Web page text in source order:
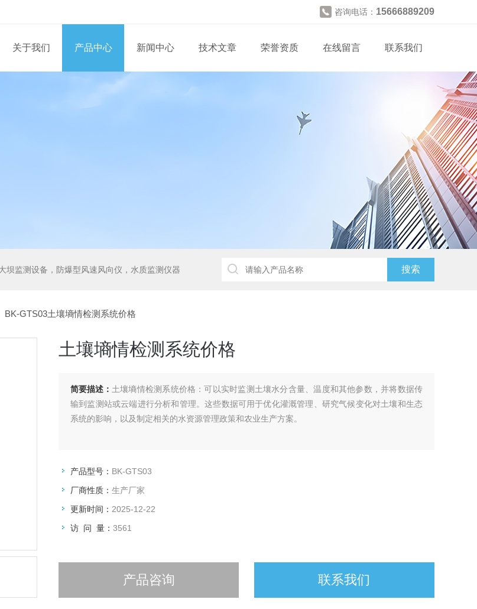
咨询电话： 15666889209
关于我们 产品中心 新闻中心 技术文章 荣誉资质 在线留言 联系我们
坝监测设备，防爆型风速风向仪，水质监测仪器
BK-GTS03土壤墒情检测系统价格
土壤墒情检测系统价格
简要描述： 土壤墒情检测系统价格：可以实时监测土壤水分含量、温度和其他参数，并将数据传
输到监测站或云端进行分析和管理。这些数据可用于优化灌溉管理、研究气候变化对土壤和生态
系统的影响，以及制定相关的水资源管理政策和农业生产方案。
产品型号： BK-GTS03
厂商性质： 生产厂家
更新时间： 2025-12-22
访 问 量： 3561
产品咨询 联系我们